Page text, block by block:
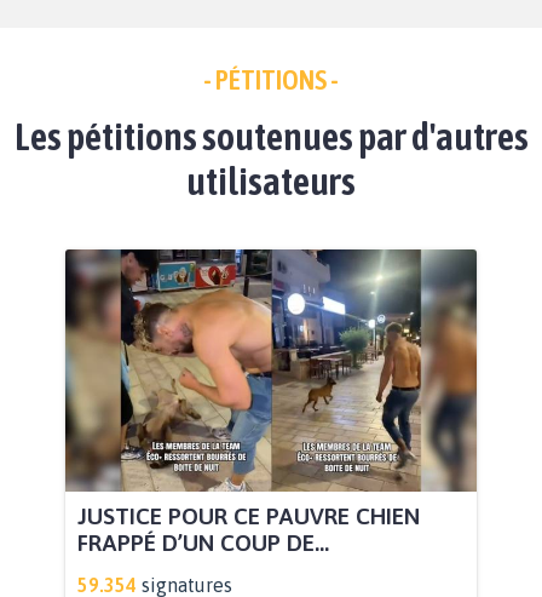
- PÉTITIONS -
Les pétitions soutenues par d'autres
utilisateurs
JUSTICE POUR CE PAUVRE CHIEN
FRAPPÉ D’UN COUP DE...
59.354 signatures